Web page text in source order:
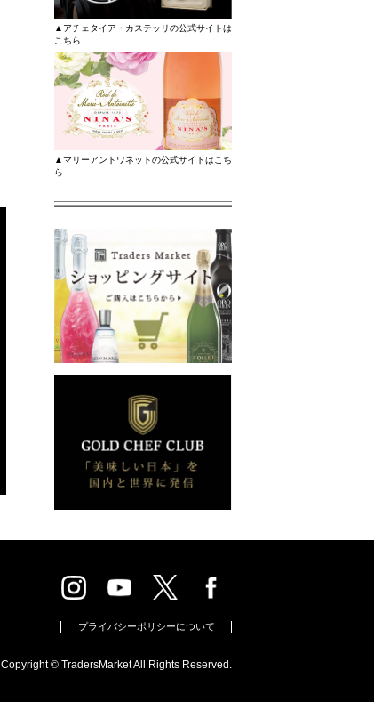
▲アチェタイア・カステッリの公式サイトは
こちら
▲マリーアントワネットの公式サイトはこち
ら
プライバシーポリシーについて
Copyright © TradersMarket All Rights Reserved.